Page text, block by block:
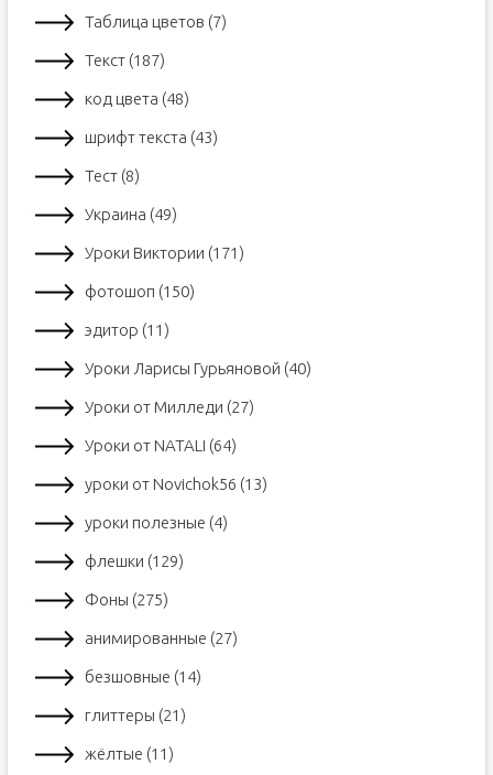
Таблица цветов (7)
Текст (187)
код цвета (48)
шрифт текста (43)
Тест (8)
Украина (49)
Уроки Виктории (171)
фотошоп (150)
эдитор (11)
Уроки Ларисы Гурьяновой (40)
Уроки от Милледи (27)
Уроки от NATALI (64)
уроки от Novichok56 (13)
уроки полезные (4)
флешки (129)
Фоны (275)
анимированные (27)
безшовные (14)
глиттеры (21)
жёлтые (11)